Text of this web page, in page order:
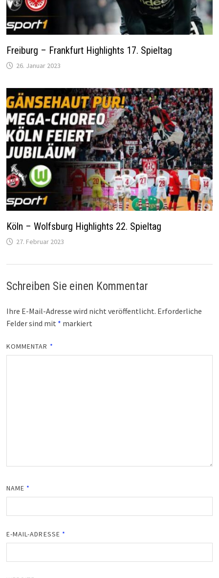
Freiburg – Frankfurt Highlights 17. Spieltag
26. Januar 2023
Köln – Wolfsburg Highlights 22. Spieltag
27. Februar 2023
Schreiben Sie einen Kommentar
Ihre E-Mail-Adresse wird nicht veröffentlicht. Erforderliche
Felder sind mit * markiert
KOMMENTAR *
NAME *
E-MAIL-ADRESSE *